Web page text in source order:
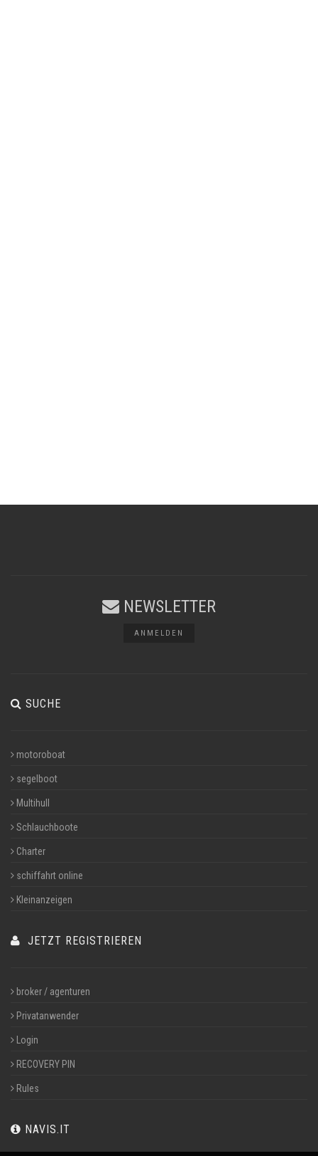
NEWSLETTER
ANMELDEN
SUCHE
motoroboat
segelboot
Multihull
Schlauchboote
Charter
schiffahrt online
Kleinanzeigen
JETZT REGISTRIEREN
broker / agenturen
Privatanwender
Login
RECOVERY PIN
Rules
NAVIS.IT